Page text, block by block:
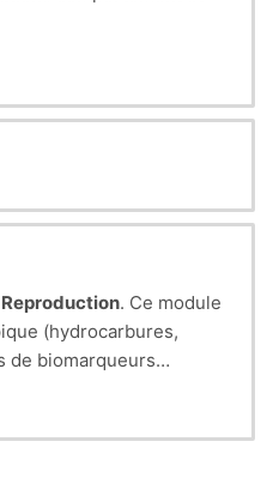
. Ce module
(hydrocarbures,
de biomarqueurs
et par le biais